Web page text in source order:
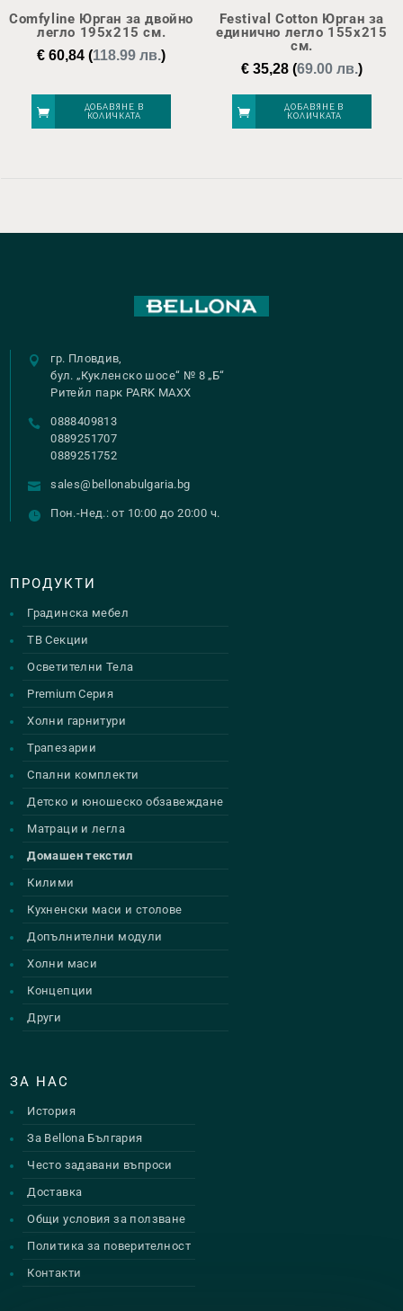
Comfyline Юрган за двойно
легло 195х215 см.
€ 60,84 (118.99 лв.)
ДОБАВЯНЕ В
КОЛИЧКАТА
Festival Cotton Юрган за
единично легло 155х215
см.
€35,28(69.00 лв.)
ДОБАВЯНЕ В
КОЛИЧКАТА
гр. Пловдив,
бул. „Кукленско шосе“ № 8 „Б“
Ритейл парк PARK MAXX
0888409813
0889251707
0889251752
sales@bellonabulgaria.bg
Пон.-Нед.: от 10:00 до 20:00 ч.
ПРОДУКТИ
Градинска мебел
ТВ Секции
Осветителни Тела
Premium Серия
Холни гарнитури
Трапезарии
Спални комплекти
Детско и юношеско обзавеждане
Матраци и легла
Домашен текстил
Килими
Кухненски маси и столове
Допълнителни модули
Холни маси
Концепции
Други
ЗА НАС
История
За Bellona България
Често задавани въпроси
Доставка
Общи условия за ползване
Политика за поверителност
Контакти